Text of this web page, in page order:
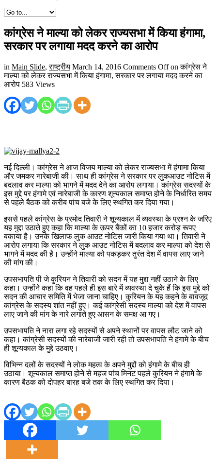
कांग्रेस ने माल्या को लेकर राज्यसभा में किया हंगामा,
सरकार पर लगाया मदद करने का आरोप
in Main Slide,राष्ट्रीय March 14, 2016 Comments Offon कांग्रेस ने
माल्या को लेकर राज्यसभा में किया हंगामा, सरकार पर लगाया मदद करने का
आरोप 583 Views
नई दिल्ली। कांग्रेस ने आज विजय माल्या को लेकर राज्यसभा में हंगामा किया
और जमकर नारेबाजी की। साथ ही कांग्रेस ने सरकार पर लुकआउट नोटिस में
बदलाव कर माल्या को भागने में मदद देने का आरोप लगाया। कांग्रेस सदस्यों के
इस मुद्दे पर हंगामे एवं नारेबाजी के कारण शून्यकाल समाप्त होने के निर्धारित समय
से पहले बैठक को करीब पांच बजे के लिए स्थगित कर दिया गया।
इससे पहले कांग्रेस के प्रमोद तिवारी ने शून्यकाल में व्यवस्था के प्रश्न के जरिए
यह मुद्दा उठाते हुए कहा कि माल्या के ऊपर बैंकों का 10 हजार करोड़ रूपए
बकाया है। उनके खिलाफ लुक आउट नोटिस जारी किया गया था। तिवारी ने
आरोप लगाया कि सरकार ने लुक आउट नोटिस में बदलाव कर माल्या को देश से
भागने में मदद की है। उन्होंने माल्या को पकड़कर तुरंत देश में वापस लाए जाने
की मांग की।
उपसभापति पी जे कुरियन ने तिवारी को सदन में यह मुद्दा नहीं उठाने के लिए
कहा। उन्होंने कहा कि वह पहले ही इस बारे में व्यवस्था दे चुके हैं कि इस मुद्दे को
सदन की आचार समिति में भेजा जाना चाहिए। कुरियन के यह कहने के बावजूद
कांग्रेस के सदस्य शांत नहीं हुए। कई कांग्रेसी सदस्य माल्या को देश में वापस
लाए जाने की मांग के नारे लगाते हुए आसन के समक्ष आ गए।
उपसभापति ने नारा लगा रहे सदस्यों से अपने स्थानों पर वापस लौट जाने को
कहा। कांग्रेसी सदस्यों की नारेबाजी जारी रही तो उपसभापति ने हंगामे के बीच
ही शून्यकाल के मुद्दे उठवाए।
विभिन्न दलों के सदस्यों ने लोक महत्व के अपने मुद्दों को हंगामे के बीच ही
उठाया। शून्यकाल समाप्त होने से महज पांच मिनट पहले कुरियन ने हंगामे के
कारण बैठक को दोपहर बारह बजे तक के लिए स्थगित कर दिया।